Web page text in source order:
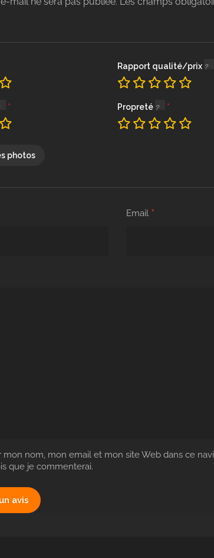
Rapport qualité/prix
Propreté
photos
Email *
mon nom, mon email et mon site Web dans ce
que je commenterai.